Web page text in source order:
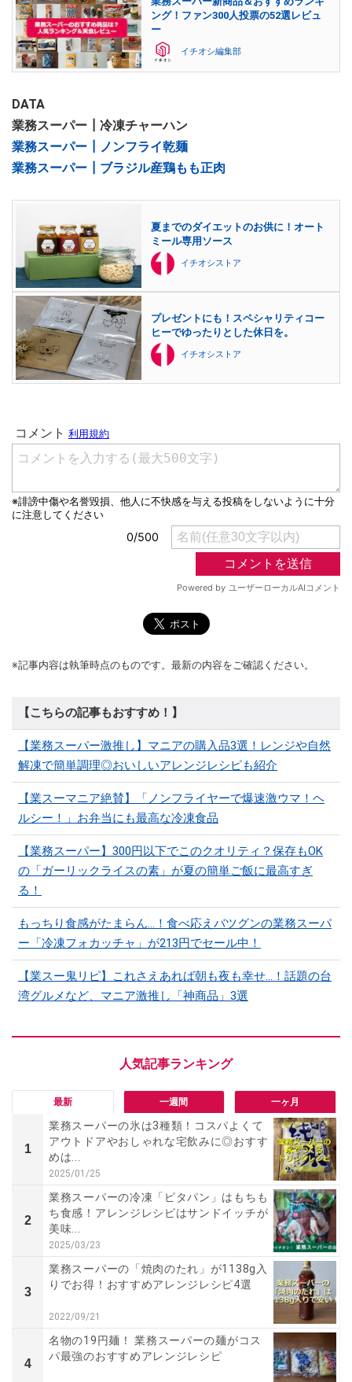
ング！ファン300人投票の52選レビュ
ー
イチオシ編集部
DATA
業務スーパー┃冷凍チャーハン
業務スーパー┃ノンフライ乾麺
業務スーパー┃ブラジル産鶏もも正肉
夏までのダイエットのお供に！オート
ミール専用ソース
イチオシストア
プレゼントにも！スペシャリティコー
ヒーでゆったりとした休日を。
イチオシストア
※記事内容は執筆時点のものです。最新の内容をご確認ください。
【こちらの記事もおすすめ！】
【業務スーパー激推し】マニアの購入品3選！レンジや自然
解凍で簡単調理◎おいしいアレンジレシピも紹介
【業スーマニア絶賛】「ノンフライヤーで爆速激ウマ！ヘ
ルシー！」お弁当にも最高な冷凍食品
【業務スーパー】300円以下でこのクオリティ？保存もOK
の「ガーリックライスの素」が夏の簡単ご飯に最高すぎ
る！
もっちり食感がたまらん…！食べ応えバツグンの業務スーパ
ー「冷凍フォカッチャ」が213円でセール中！
【業スー鬼リピ】これさえあれば朝も夜も幸せ…！話題の台
湾グルメなど、マニア激推し「神商品」3選
最新 一週間 一ヶ月
1
業務スーパーの氷は3種類！コスパよくて
アウトドアやおしゃれな宅飲みに◎おすす
めは...
2025/01/25
2
業務スーパーの冷凍「ピタパン」はもちも
ち食感！アレンジレシピはサンドイッチが
美味...
2025/03/23
3
業務スーパーの「焼肉のたれ」が1138g入
りでお得！おすすめアレンジレシピ4選
2022/09/21
4
名物の19円麺！ 業務スーパーの麺がコス
パ最強のおすすめアレンジレシピ